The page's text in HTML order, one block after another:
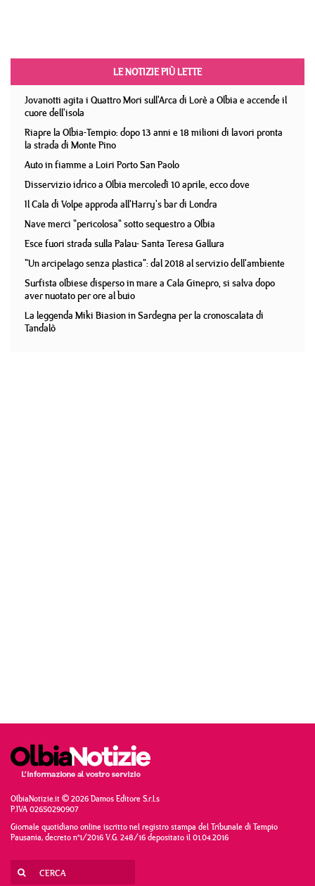
LE NOTIZIE PIÙ LETTE
Jovanotti agita i Quattro Mori sull'Arca di Lorè a Olbia e accende il
cuore dell'isola
Riapre la Olbia-Tempio: dopo 13 anni e 18 milioni di lavori pronta
la strada di Monte Pino
Auto in fiamme a Loiri Porto San Paolo
Disservizio idrico a Olbia mercoledì 10 aprile, ecco dove
Il Cala di Volpe approda all'Harry's bar di Londra
Nave merci "pericolosa" sotto sequestro a Olbia
Esce fuori strada sulla Palau- Santa Teresa Gallura
"Un arcipelago senza plastica": dal 2018 al servizio dell'ambiente
Surfista olbiese disperso in mare a Cala Ginepro, si salva dopo
aver nuotato per ore al buio
La leggenda Miki Biasion in Sardegna per la cronoscalata di
Tandalò
OlbiaNotizie.it © 2026 Damos Editore S.r.l.s
P.IVA 02650290907
Giornale quotidiano online iscritto nel registro stampa del Tribunale di Tempio
Pausania, decreto n°1/2016 V.G. 248/16 depositato il 01.04.2016